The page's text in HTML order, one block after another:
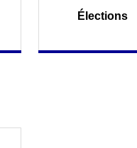
Élections